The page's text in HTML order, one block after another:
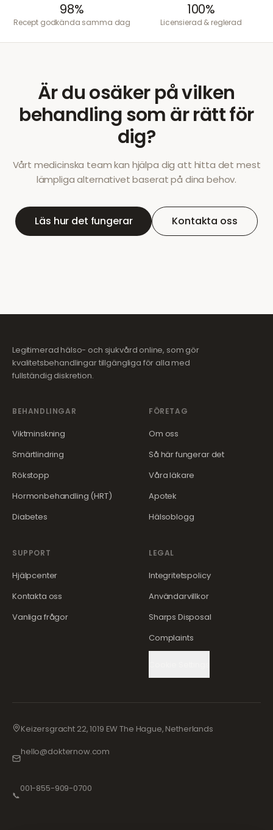
98%
Recept godkända samma dag
100%
Licensierad & reglerad
Är du osäker på vilken
behandling som är rätt för
dig?
Vårt medicinska team kan hjälpa dig att hitta det mest
lämpliga alternativet baserat på dina behov.
Läs hur det fungerar Kontakta oss
Legitimerad hälso- och sjukvård online, som gör
kvalitetsbehandlingar tillgängliga för alla med
fullständig diskretion.
BEHANDLINGAR
Viktminskning
Smärtlindring
Rökstopp
Hormonbehandling (HRT)
Diabetes
FÖRETAG
Om oss
Så här fungerar det
Våra läkare
Apotek
Hälsoblogg
SUPPORT
Hjälpcenter
Kontakta oss
Vanliga frågor
LEGAL
Integritetspolicy
Användarvillkor
Sharps Disposal
Complaints
Keizersgracht 22, 1019 EW The Hague, Netherlands
hello@dokternow.com
📞
001-855-909-0700